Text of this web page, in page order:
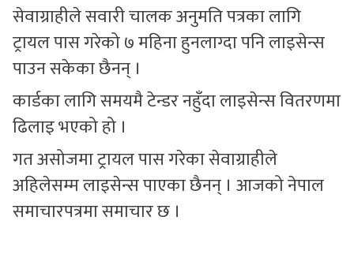
सेवाग्राहीले सवारी चालक अनुमति पत्रका लागि
ट्रायल पास गरेको ७ महिना हुनलाग्दा पनि लाइसेन्स
पाउन सकेका छैनन् ।
कार्डका लागि समयमै टेन्डर नहुँदा लाइसेन्स वितरणमा
ढिलाइ भएको हो ।
गत असोजमा ट्रायल पास गरेका सेवाग्राहीले
अहिलेसम्म लाइसेन्स पाएका छैनन् । आजको नेपाल
समाचारपत्रमा समाचार छ ।